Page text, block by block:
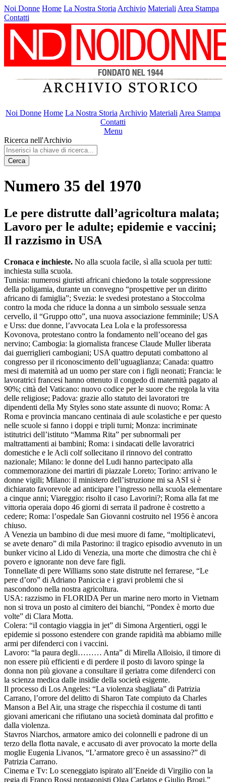
Noi Donne Home La Nostra Storia Archivio Materiali Area Stampa
Contatti
Noi Donne Home La Nostra Storia Archivio Materiali Area Stampa
Contatti
Menu
Ricerca nell'Archivio
Cerca
Numero 35 del 1970
Le pere distrutte dall’agricoltura malata;
Lavoro per le adulte; epidemie e vaccini;
Il razzismo in USA
Cronaca e inchieste. No alla scuola facile, sì alla scuola per tutti:
inchiesta sulla scuola.
Tunisia: numerosi giuristi africani chiedono la totale soppressione
della poligamia, durante un convegno “prospettive per un diritto
africano di famiglia”; Svezia: le svedesi protestano a Stoccolma
contro la moda che riduce la donna a un simbolo sessuale senza
cervello, il “Gruppo otto”, una nuova associazione femminile; USA
e Urss: due donne, l’avvocata Lea Lola e la professoressa
Kovonova, protestano contro la fondamento nell’oceano del gas
nervino; Cambogia: la giornalista francese Claude Muller liberata
dai guerriglieri cambogiani; USA quattro deputati combattono al
congresso per il riconoscimento dell’uguaglianza; Canada: quattro
mesi di maternità ad un uomo per stare con i figli neonati; Francia: le
lavoratrici francesi hanno ottenuto il congedo di maternità pagato al
90%; città del Vaticano: nuovo codice per le suore che regola la vita
delle religiose; Padova: grazie allo statuto dei lavoratori tre
dipendenti della My Styles sono state assunte di nuovo; Roma: A
Roma e provincia mancano centinaia di aule scolastiche e per questo
nelle scuole si fanno i doppi e tripli turni; Monza: incriminate
istitutrici dell’istituto “Mamma Rita” per subnormali per
maltrattamenti ai bambini; Roma: i sindacati delle lavoratrici
domestiche e le Acli colf sollecitano il rinnovo del contratto
nazionale; Milano: le donne del Ludi hanno partecipato alla
commemorazione dei martiri di piazzale Loreto; Torino: arrivano le
donne vigili; Milano: il ministero dell’istruzione mi sa ASI si è
dichiarato favorevole ad anticipare l’ingresso nella scuola elementare
a cinque anni; Viareggio: risolto il caso Lavorini?; Roma alla fat me
vittoria operaia dopo 46 giorni di serrata il padrone è costretto a
cedere; Roma: l’ospedale San Giovanni costruito nel 1956 è ancora
chiuso.
A Venezia un bambino di due mesi muore di fame, “moltiplicatevi,
se avete denaro” di mila Pastorino: il tragico episodio avvenuto in un
bunker vicino al Lido di Venezia, una morte che dimostra che chi è
povero e ignorante non deve fare figli.
Tonnellate di pere Williams sono state distrutte nel ferrarese, “Le
pere d’oro” di Adriano Paniccia e i gravi problemi che si
nascondono nella nostra agricoltura.
USA: razzismo in FLORIDA Per un marine nero morto in Vietnam
non si trova un posto al cimitero dei bianchi, “Pondex è morto due
volte” di Clara Motta.
Colera: “iI contagio viaggia in jet” di Simona Argentieri, oggi le
epidemie si possono estendere con grande rapidità ma abbiamo mille
armi per difenderci con i vaccini.
Lavoro: “la paura degli……… Anta” di Mirella Alloisio, il timore di
non essere più efficienti e di perdere il posto di lavoro spinge la
donna non più giovane a consultare il geriatra come difenderci con
la scienza medica dalle insidie della società esigente.
Il processo di Los Angeles: “La violenza sbagliata” di Patrizia
Carrano, l’orrore del delitto di Sharon Tate compiuto da Charles
Manson a Bel Air, una strage che rispecchia il costume di tanti
giovani americani che rifiutano una società dominata dal profitto e
dalla violenza.
Stavros Niarchos, armatore amico dei colonnelli e padrone di un
terzo della flotta navale, e accusato di aver provocato la morte della
moglie Eugenia Livanos, “L’armatore greco è un assassino?” di
Patrizia Carrano.
Cinema e Tv: Lo sceneggiato ispirato all’Eneide di Virgilio con la
regia di Franco Rossi protagonisti Olga Carlatos e Giulio Brogi.”